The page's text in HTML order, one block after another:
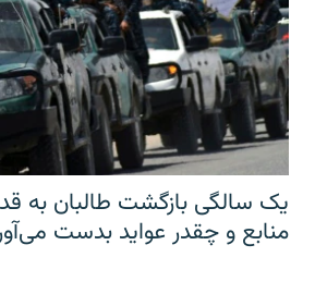
یک سالگی بازگشت طالبان به
منابع و چقدر عواید بدست